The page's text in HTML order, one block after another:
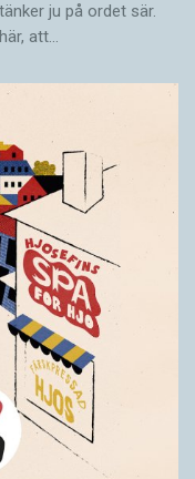
ju på ordet sär.
att…